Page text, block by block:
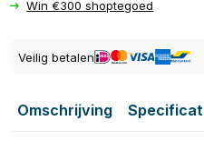
Win €300 shoptegoed
Veilig betalen
Omschrijving